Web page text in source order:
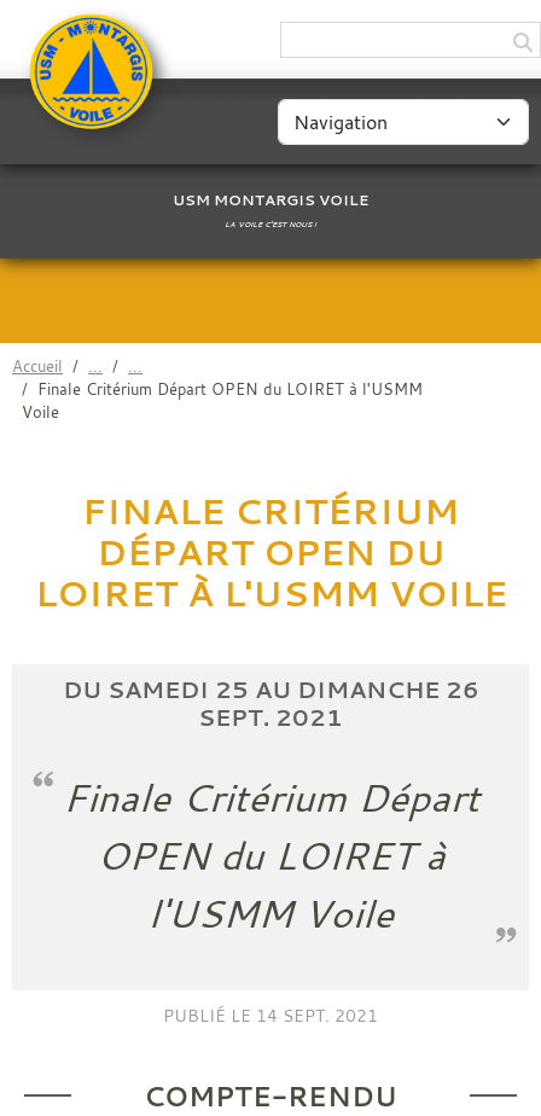
USM MONTARGIS VOILE
LA VOILE C'EST NOUS !
Accueil
Finale Critérium Départ OPEN du LOIRET à l'USMM
Voile
FINALE CRITÉRIUM
DÉPART OPEN DU
LOIRET À L'USMM VOILE
DU SAMEDI 25 AU DIMANCHE 26
SEPT. 2021
Finale Critérium Départ
OPEN du LOIRET à
l'USMM Voile
PUBLIÉ LE 14 SEPT. 2021
COMPTE-RENDU
Panneau de gestion des cookies